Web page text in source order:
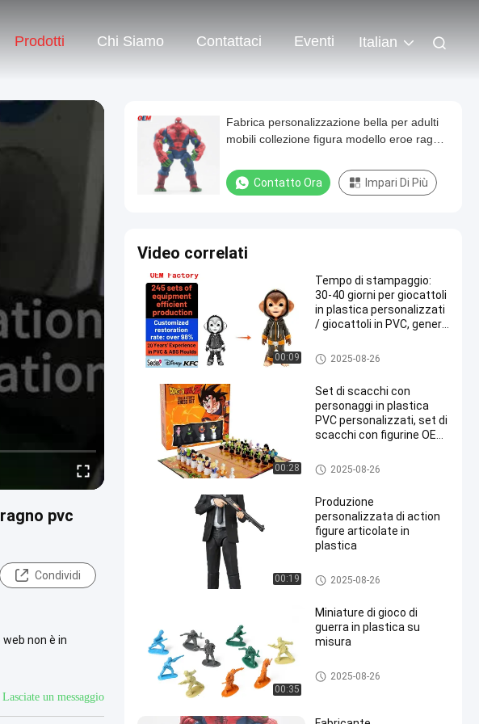
Prodotti Chi Siamo Contattaci Eventi Italian
pvc
Condividi
non è in
Lasciate un messaggio
Fabrica personalizzazione bella per adulti
mobili collezione figura modello eroe ragno
Contatto Ora Impari Di Più
Video correlati
00:09
Tempo di stampaggio:
30-40 giorni per giocattoli
in plastica personalizzati
/ giocattoli in PVC, genere
Giocattoli in plastica/giocattol
i in PVC su misura
2025-08-26
00:28
Set di scacchi con
personaggi in plastica
PVC personalizzati, set di
scacchi con figurine OEM,
giocattolo di scacchi
Figura/figure/figure/figure in pl
astica
2025-08-26
00:19
Produzione
personalizzata di action
figure articolate in
plastica
Figura/figure/figure/figure in pl
astica
2025-08-26
00:35
Miniature di gioco di
guerra in plastica su
misura
Figura/figure/figure/figure in pl
astica
2025-08-26